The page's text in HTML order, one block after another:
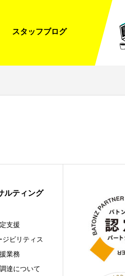
スタッフブログ
ルティング
支援
ジビリティス
業務
達について